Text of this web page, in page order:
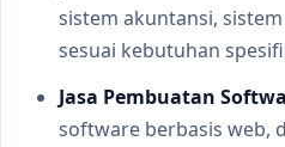
sistem akuntansi,
sesuai kebutuhan
Jasa Pembuatan
software berbasis web,